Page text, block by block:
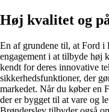
Høj kvalitet og
En af grundene til, at Ford i
engagement i at tilbyde høj
kendt for deres innovative
sikkerhedsfunktioner, der
markedet. Når du køber en
der er bygget til at vare og